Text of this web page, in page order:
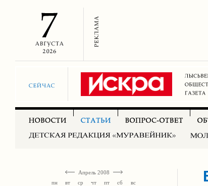
Апрель 2008
пн
вт ср чт пт сб вс